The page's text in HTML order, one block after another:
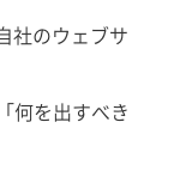
社のウェブサ
何を出すべき